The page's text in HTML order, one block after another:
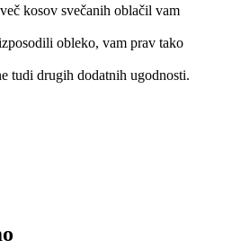
kosov svečanih oblačil vam
obleko, vam prav tako
tudi drugih dodatnih ugodnosti.